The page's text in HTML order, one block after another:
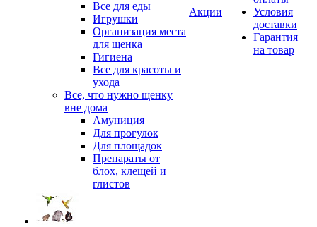
Все для еды
Игрушки
Организация места
для щенка
Гигиена
Все для красоты и
ухода
Все, что нужно щенку
вне дома
Амуниция
Для прогулок
Для площадок
Препараты от
блох, клещей и
глистов
Акции
Условия
доставки
Гарантия
на товар